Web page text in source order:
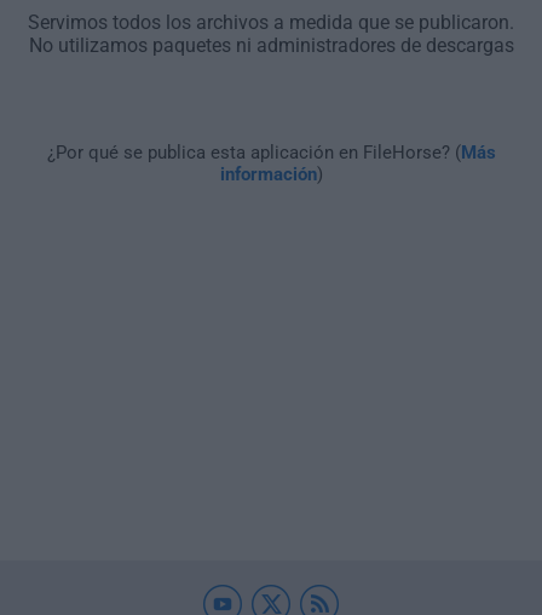
Servimos todos los archivos a medida que se publicaron.
No utilizamos paquetes ni administradores de descargas
¿Por qué se publica esta aplicación en FileHorse? (Más
información)